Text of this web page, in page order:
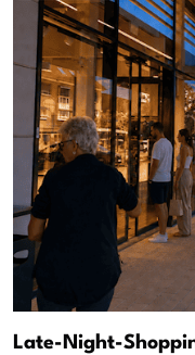
Late-Night-